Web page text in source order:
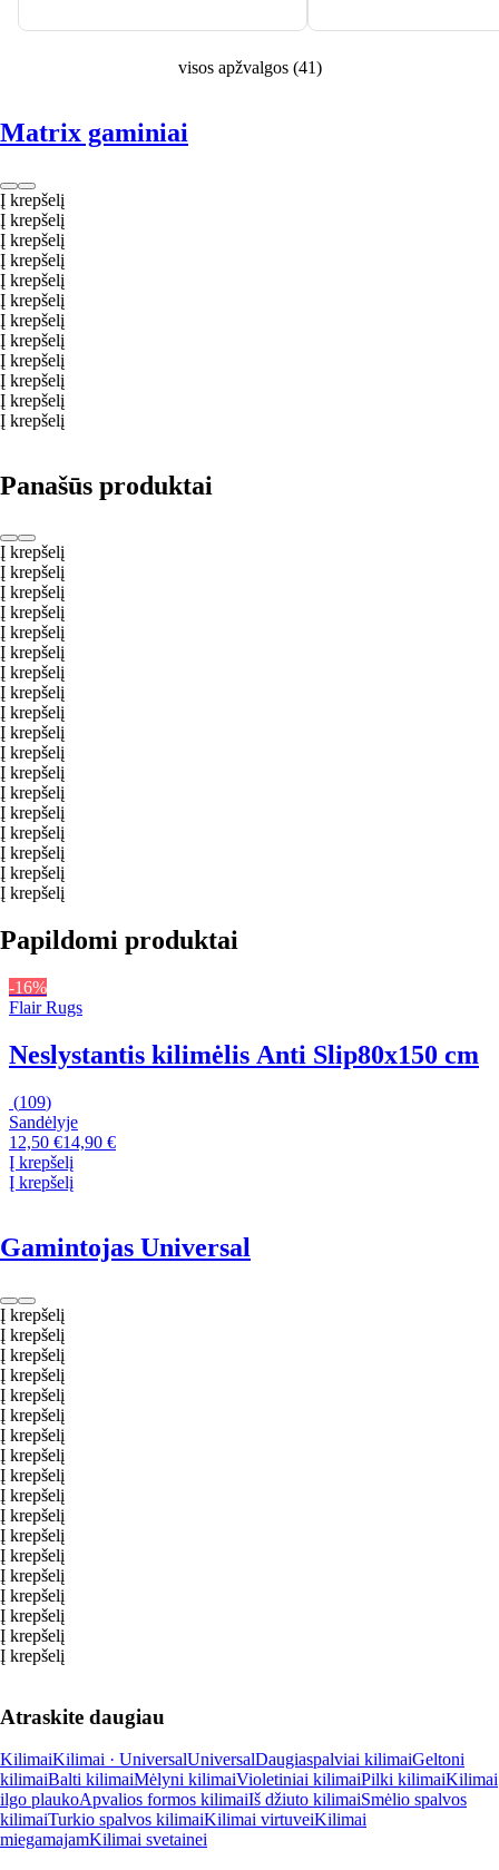
visos apžvalgos(41)
Matrix gaminiai
Į krepšelį
Į krepšelį
Į krepšelį
Į krepšelį
Į krepšelį
Į krepšelį
Į krepšelį
Į krepšelį
Į krepšelį
Į krepšelį
Į krepšelį
Į krepšelį
Panašūs produktai
Į krepšelį
Į krepšelį
Į krepšelį
Į krepšelį
Į krepšelį
Į krepšelį
Į krepšelį
Į krepšelį
Į krepšelį
Į krepšelį
Į krepšelį
Į krepšelį
Į krepšelį
Į krepšelį
Į krepšelį
Į krepšelį
Į krepšelį
Į krepšelį
Papildomi produktai
-16%
Flair Rugs
Neslystantis kilimėlis Anti Slip80x150 cm
(109)
Sandėlyje
12,50 €14,90 €
Į krepšelį
Į krepšelį
Gamintojas Universal
Į krepšelį
Į krepšelį
Į krepšelį
Į krepšelį
Į krepšelį
Į krepšelį
Į krepšelį
Į krepšelį
Į krepšelį
Į krepšelį
Į krepšelį
Į krepšelį
Į krepšelį
Į krepšelį
Į krepšelį
Į krepšelį
Į krepšelį
Į krepšelį
Atraskite daugiau
KilimaiKilimai · UniversalUniversalDaugiaspalviai kilimaiGeltoni
kilimaiBalti kilimaiMėlyni kilimaiVioletiniai kilimaiPilki kilimaiKilimai
ilgo plaukoApvalios formos kilimaiIš džiuto kilimaiSmėlio spalvos
kilimaiTurkio spalvos kilimaiKilimai virtuveiKilimai
miegamajamKilimai svetainei